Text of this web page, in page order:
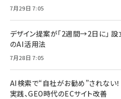
7月29日 7:05
デザイン提案が「2週間→2日に」
のAI活用法
7月28日 7:05
AI検索で“自社がお勧め”されない
実践、GEO時代のECサイト改善